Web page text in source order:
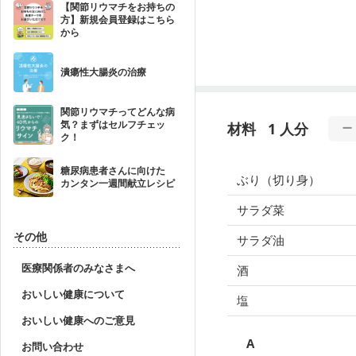
【関節リウマチをお持ちの
方】新規会員登録はこちら
から
潰瘍性大腸炎の治療
関節リウマチってどんな病
気？まずはセルフチェッ
ク！
糖尿病患者さんに向けた
カンタン一週間献立レシピ
その他
医療関係者のみなさまへ
おいしい健康について
おいしい健康へのご意見
お問い合わせ
材料 1 人分
ぶり（切り身）
サラダ菜
サラダ油
酒
塩
A